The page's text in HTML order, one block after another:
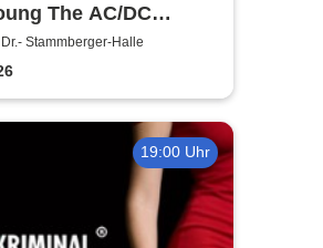
The AC/DC
BandStammberger-Halle
19:00 Uhr